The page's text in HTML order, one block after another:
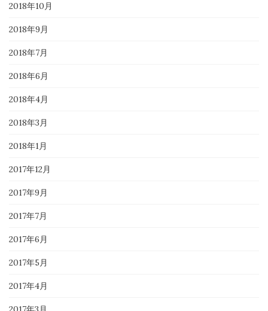
2018年10月
2018年9月
2018年7月
2018年6月
2018年4月
2018年3月
2018年1月
2017年12月
2017年9月
2017年7月
2017年6月
2017年5月
2017年4月